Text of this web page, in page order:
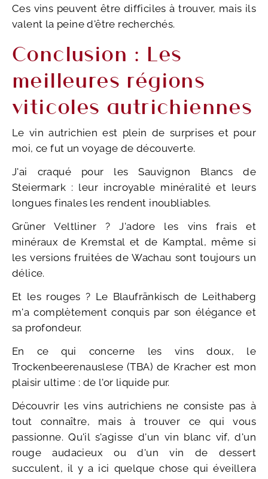
Ces vins peuvent être difficiles à trouver, mais ils
valent la peine d'être recherchés.
Conclusion : Les
meilleures régions
viticoles autrichiennes
Le vin autrichien est plein de surprises et pour
moi, ce fut un voyage de découverte.
J'ai craqué pour les Sauvignon Blancs de
Steiermark : leur incroyable minéralité et leurs
longues finales les rendent inoubliables.
Grüner Veltliner ? J'adore les vins frais et
minéraux de Kremstal et de Kamptal, même si
les versions fruitées de Wachau sont toujours un
délice.
Et les rouges ? Le Blaufränkisch de Leithaberg
m'a complètement conquis par son élégance et
sa profondeur.
En ce qui concerne les vins doux, le
Trockenbeerenauslese (TBA) de Kracher est mon
plaisir ultime : de l'or liquide pur.
Découvrir les vins autrichiens ne consiste pas à
tout connaître, mais à trouver ce qui vous
passionne. Qu'il s'agisse d'un vin blanc vif, d'un
rouge audacieux ou d'un vin de dessert
succulent, il y a ici quelque chose qui éveillera